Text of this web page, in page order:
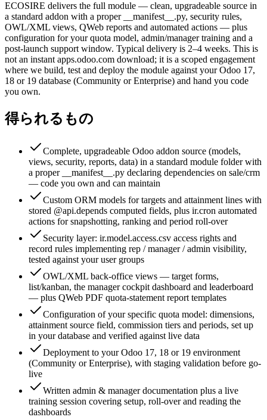
ECOSIRE delivers the full module — clean, upgradeable source in
a standard addon with a proper __manifest__.py, security rules,
OWL/XML views, QWeb reports and automated actions — plus
configuration for your quota model, admin/manager training and a
post-launch support window. Typical delivery is 2–4 weeks. This is
not an instant apps.odoo.com download; it is a scoped engagement
where we build, test and deploy the module against your Odoo 17,
18 or 19 database (Community or Enterprise) and hand you code
you own.
得られるもの
Complete, upgradeable Odoo addon source (models,
views, security, reports, data) in a standard module folder with
a proper __manifest__.py declaring dependencies on sale/crm
— code you own and can maintain
Custom ORM models for targets and attainment lines with
stored @api.depends computed fields, plus ir.cron automated
actions for snapshotting, ranking and period roll-over
Security layer: ir.model.access.csv access rights and
record rules implementing rep / manager / admin visibility,
tested against your user groups
OWL/XML back-office views — target forms,
list/kanban, the manager cockpit dashboard and leaderboard
— plus QWeb PDF quota-statement report templates
Configuration of your specific quota model: dimensions,
attainment source field, commission tiers and periods, set up
in your database and verified against live data
Deployment to your Odoo 17, 18 or 19 environment
(Community or Enterprise), with staging validation before go-
live
Written admin & manager documentation plus a live
training session covering setup, roll-over and reading the
dashboards